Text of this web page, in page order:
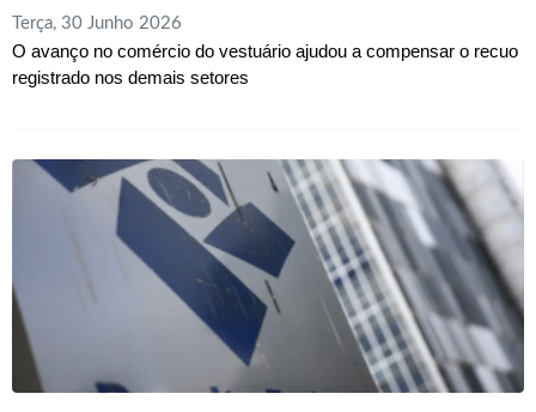
Terça, 30 Junho 2026
O avanço no comércio do vestuário ajudou a compensar o recuo
registrado nos demais setores